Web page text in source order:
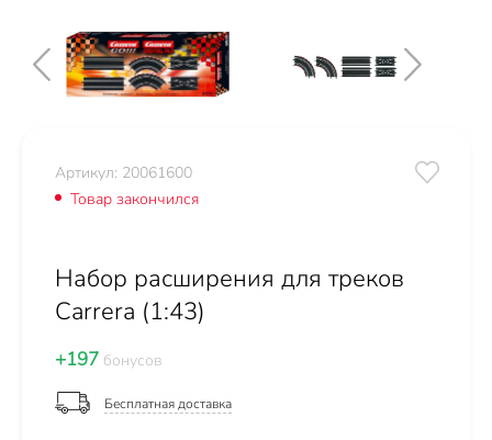
Артикул: 20061600
Товар закончился
Набор расширения для треков
Carrera (1:43)
+197 бонусов
Бесплатная доставка